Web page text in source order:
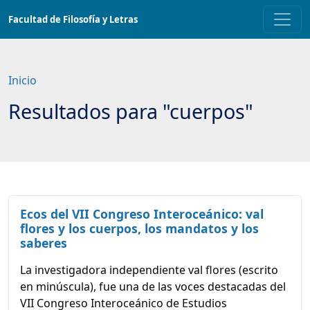
contenido
Facultad de Filosofía y Letras
Inicio
Resultados para "cuerpos"
Ecos del VII Congreso Interoceánico: val
flores y los cuerpos, los mandatos y los
saberes
La investigadora independiente val flores (escrito
en minúscula), fue una de las voces destacadas del
VII Congreso Interoceánico de Estudios